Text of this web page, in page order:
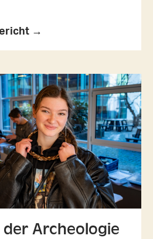
→
Archeologie